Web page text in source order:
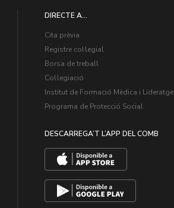
DIRECTE A...
Cita prèvia
Registre col·legial
Borsa de treball
Col·legiació
Institut de Formació Mèdica i Lideratge
Programa de Protecció Social
DESCARREGA’T L’APP DEL COMB